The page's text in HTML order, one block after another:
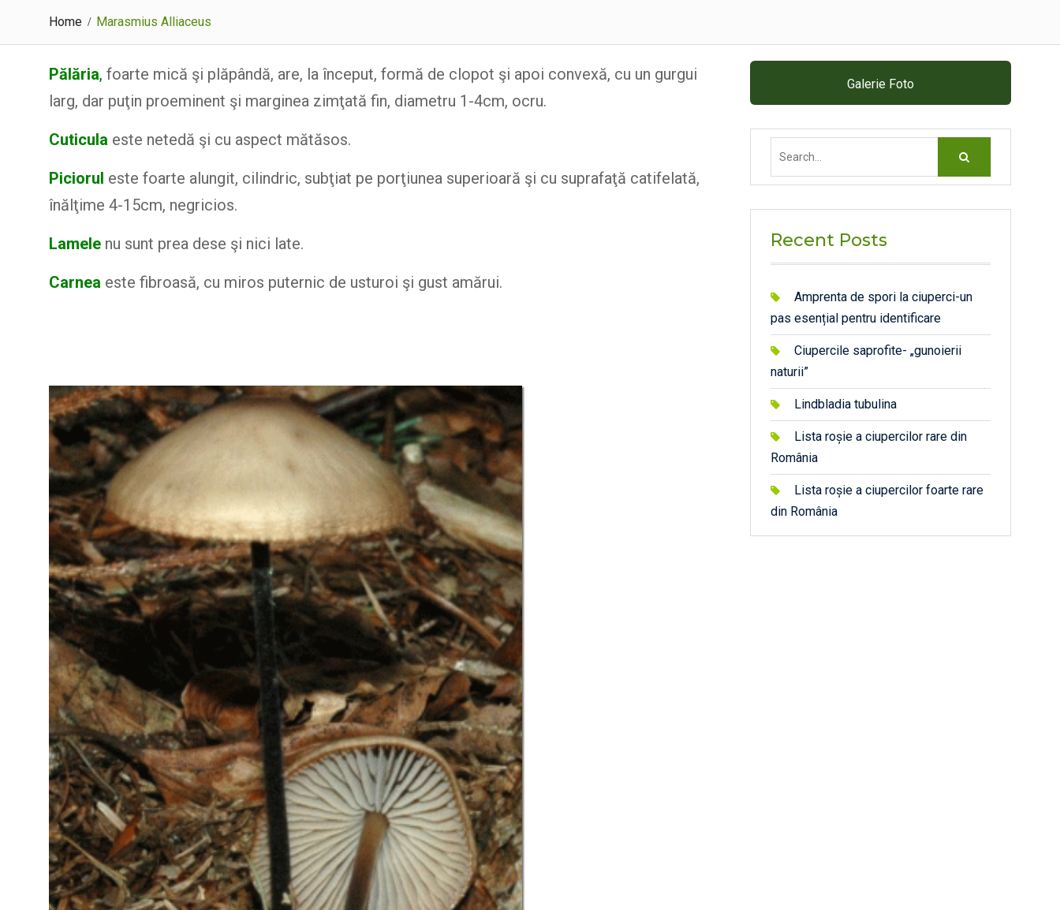
Home Marasmius Alliaceus
Pălăria, foarte mică şi plăpândă, are, la început, formă de clopot şi apoi convexă, cu un gurgui
larg, dar puţin proeminent şi marginea zimţată fin, diametru 1-4cm, ocru.
Cuticula este netedă şi cu aspect mătăsos.
Piciorul este foarte alungit, cilindric, subţiat pe porţiunea superioară şi cu suprafaţă catifelată,
înălţime 4-15cm, negricios.
Lamele nu sunt prea dese şi nici late.
Carnea este fibroasă, cu miros puternic de usturoi şi gust amărui.
Galerie Foto
Recent Posts
Amprenta de spori la ciuperci-un
pas esențial pentru identificare
Ciupercile saprofite- „gunoierii
naturii”
Lindbladia tubulina
Lista roșie a ciupercilor rare din
România
Lista roșie a ciupercilor foarte rare
din România